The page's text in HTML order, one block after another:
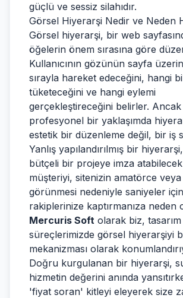
güçlü ve sessiz silahıdır.
Görsel Hiyerarşi Nedir ve Neden
Görsel hiyerarşi, bir web
öğelerin önem sırasına göre
Kullanıcının gözünün sayfa
sırayla hareket edeceğini, hangi
tüketeceğini ve hangi eylemi
gerçekleştireceğini belirler. Ancak
profesyonel bir yaklaşımda
estetik bir düzenleme değil, bir iş
Yanlış yapılandırılmış bir
bütçeli bir projeye imza
müşteriyi, sitenizin amatörce veya
görünmesi nedeniyle saniyeler
rakiplerinize kaptırmanıza neden
Mercuris Soft olarak biz, tasarım
süreçlerimizde görsel hiyerarşiyi
mekanizması olarak
Doğru kurgulanan bir hiyerarşi,
hizmetin değerini anında
'fiyat soran' kitleyi eleyerek size